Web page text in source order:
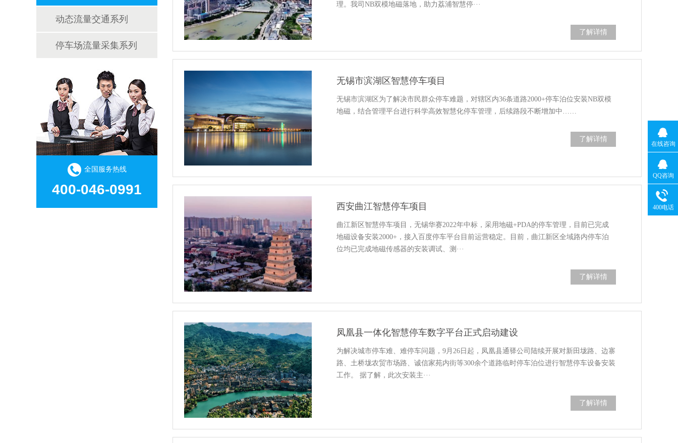
动态流量交通系列
停车场流量采集系列
全国服务热线
400-046-0991
理。我司NB双模地磁落地，助力荔浦智慧停···
了解详情
无锡市滨湖区智慧停车项目
无锡市滨湖区为了解决市民群众停车难题，对辖区内36条道路2000+停车泊位安装NB双模
地磁，结合管理平台进行科学高效智慧化停车管理，后续路段不断增加中……
了解详情
西安曲江智慧停车项目
曲江新区智慧停车项目，无锡华赛2022年中标，采用地磁+PDA的停车管理，目前已完成
地磁设备安装2000+，接入百度停车平台目前运营稳定。目前，曲江新区全域路内停车泊
位均已完成地磁传感器的安装调试、测···
了解详情
凤凰县一体化智慧停车数字平台正式启动建设
为解决城市停车难、难停车问题，9月26日起，凤凰县通驿公司陆续开展对新田垅路、边寨
路、土桥垅农贸市场路、诚信家苑内街等300余个道路临时停车泊位进行智慧停车设备安装
工作。 据了解，此次安装主···
了解详情
在线咨询
QQ咨询
400电话